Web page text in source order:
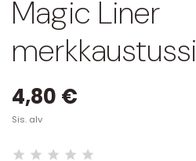
Magic Liner
merkkaustussi
4,80 €
Sis. alv